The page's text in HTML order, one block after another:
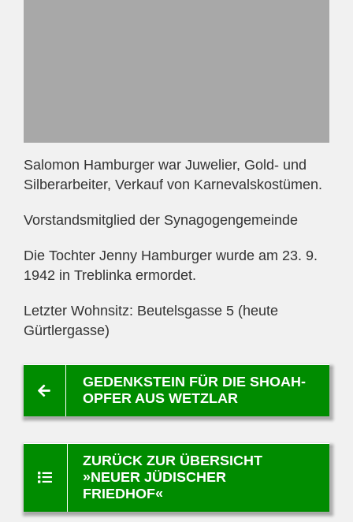
Salomon Hamburger war Juwelier, Gold- und
Silberarbeiter, Verkauf von Karnevalskostümen.
Vorstandsmitglied der Synagogengemeinde
Die Tochter Jenny Hamburger wurde am 23. 9.
1942 in Treblinka ermordet.
Letzter Wohnsitz: Beutelsgasse 5 (heute
Gürtlergasse)
GEDENKSTEIN FÜR DIE SHOAH-
OPFER AUS WETZLAR
ZURÜCK ZUR ÜBERSICHT
»NEUER JÜDISCHER
FRIEDHOF«